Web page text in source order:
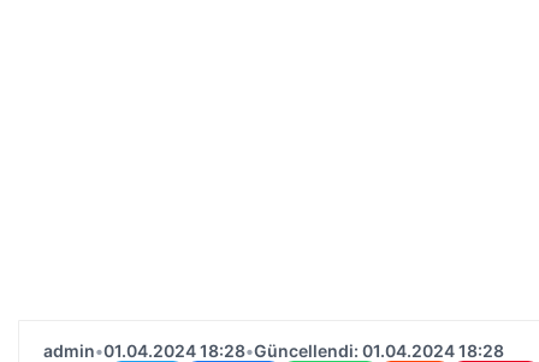
admin•01.04.2024 18:28•Güncellendi: 01.04.2024 18:28